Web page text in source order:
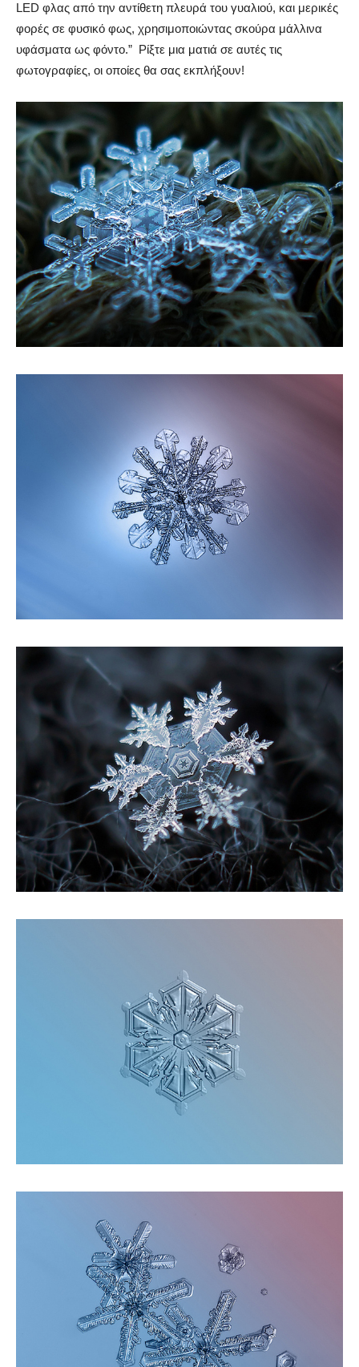
LED φλας από την αντίθετη πλευρά του γυαλιού, και μερικές
φορές σε φυσικό φως, χρησιμοποιώντας σκούρα μάλλινα
υφάσματα ως φόντο.” Ρίξτε μια ματιά σε αυτές τις
φωτογραφίες, οι οποίες θα σας εκπλήξουν!